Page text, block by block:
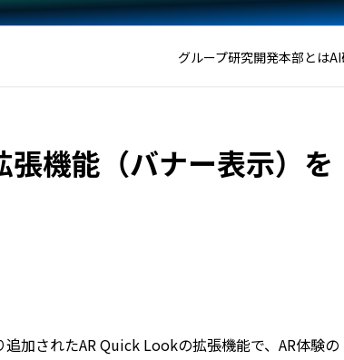
グループ研究開発本部とは
機能（バナー表示）を
加されたAR Quick Lookの拡張機能で、AR体験の